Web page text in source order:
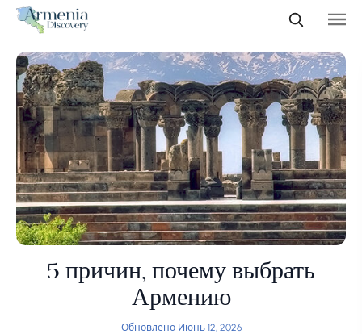
5 причин, почему выбрать
Армению
Обновлено Июнь 12, 2026